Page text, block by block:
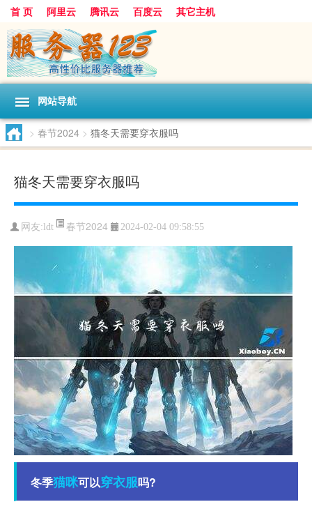
首 页 阿里云 腾讯云 百度云 其它主机
网站导航
> 春节2024 > 猫冬天需要穿衣服吗
猫冬天需要穿衣服吗
网友:ldt 春节2024 2024-02-04 09:58:55
冬季猫咪可以穿衣服吗?